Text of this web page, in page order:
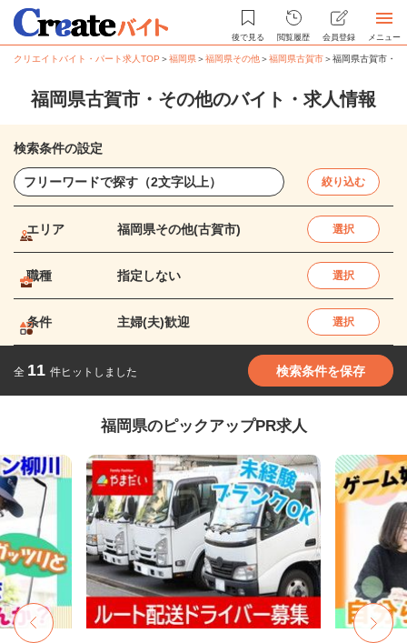
後で見る 閲覧履歴 会員登録 メニュー
クリエイトバイト・パート求人TOP ＞福岡県＞福岡県その他＞福岡県古賀市＞福岡県古賀市・
福岡県古賀市・その他のバイト・求人情報
検索条件の設定
絞り込む
エリア 福岡県その他(古賀市) 選択
職種 指定しない 選択
条件 主婦(夫)歓迎 選択
全 11 件ヒットしました 検索条件を保存
福岡県のピックアップPR求人